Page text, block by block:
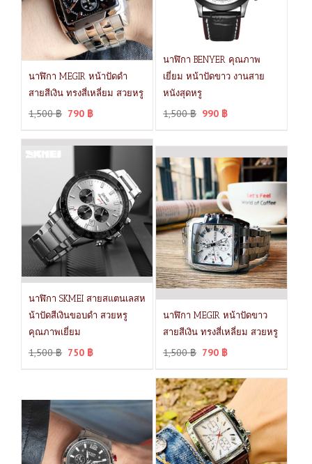
นาฬิกา MEGIR หน้าปัดดำ
สายสีเงิน ทรงสี่เหลี่ยม สวยหรู
1,500฿ 790 ฿
นาฬิกา BENYER คุณภาพ
เยี่ยม หน้าปัดขาว งานสาย
หนังสุดหรู
1,500฿ 990 ฿
นาฬิกา SKMEI สายสแตนเลสห
น้าปัดสีเงินขอบดำ สวยหรู
คุณภาพเยี่ยม
1,500฿ 750 ฿
นาฬิกา MEGIR หน้าปัดขาว
สายสีเงิน ทรงสี่เหลี่ยม สวยหรู
1,500฿ 790 ฿